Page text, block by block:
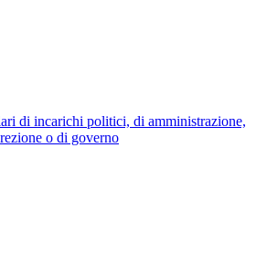
di incarichi politici, di amministrazione,
o di governo